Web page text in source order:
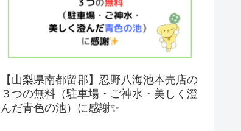
【山梨県南都留郡】忍野八海池本売店の
３つの無料（駐車場・ご神水・美しく澄
んだ青色の池）に感謝✨